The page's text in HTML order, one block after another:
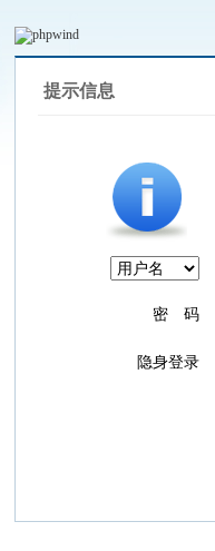
提示信息
密 码
隐身登录